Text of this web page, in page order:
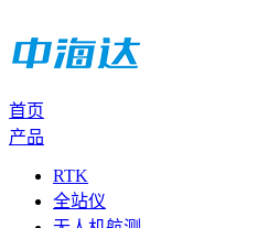
首页
产品
RTK
全站仪